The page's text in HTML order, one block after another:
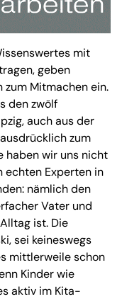
mit
geben
zum Mitmachen ein.
den zwölf
auch aus der
zum
haben wir uns nicht
echten Experten in
nämlich den
Vater und
ist. Die
sei keineswegs
mittlerweile schon
Kinder wie
aktiv im Kita-